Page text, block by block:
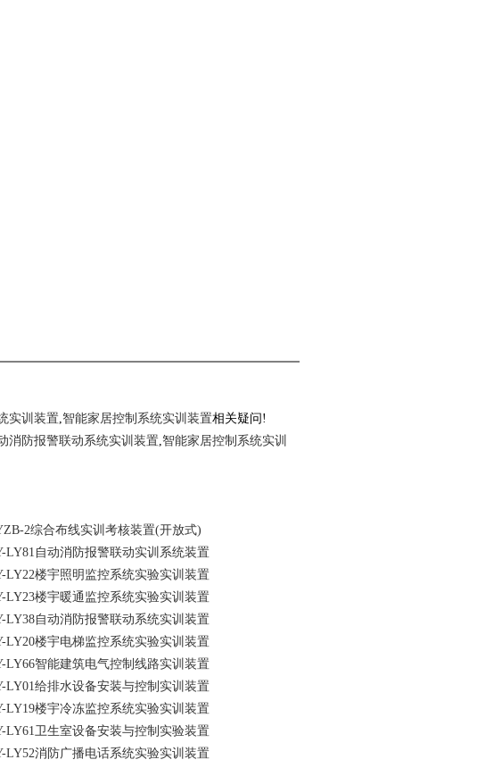
实训装置,智能家居控制系统实训装置相关疑问!
消防报警联动系统实训装置,智能家居控制系统实训
2综合布线实训考核装置(开放式)
LY81自动消防报警联动实训系统装置
LY22楼宇照明监控系统实验实训装置
LY23楼宇暖通监控系统实验实训装置
LY38自动消防报警联动系统实训装置
LY20楼宇电梯监控系统实验实训装置
LY66智能建筑电气控制线路实训装置
LY01给排水设备安装与控制实训装置
LY19楼宇冷冻监控系统实验实训装置
LY61卫生室设备安装与控制实验装置
LY52消防广播电话系统实验实训装置